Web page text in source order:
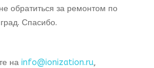
обратиться за ремонтом по
Спасибо.
на info@ionization.ru,